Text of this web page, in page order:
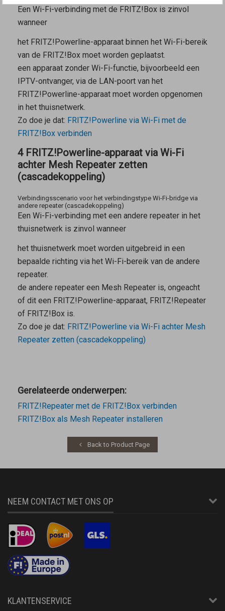
Een Wi-Fi-verbinding met de FRITZ!Box is zinvol
wanneer
het FRITZ!Powerline-apparaat binnen het Wi-Fi-bereik
van de FRITZ!Box moet worden geplaatst.
een apparaat zonder Wi-Fi-functie, bijvoorbeeld een
IPTV-ontvanger, via de LAN-poort van het
FRITZ!Powerline-apparaat moet worden opgenomen
in het thuisnetwerk.
Zo doe je dat: FRITZ!Powerline via Wi-Fi met de
FRITZ!Box verbinden
4 FRITZ!Powerline-apparaat via Wi-Fi
achter Mesh Repeater zetten
(cascadekoppeling)
Verbindingsscenario voor het verbindingstype Wi-Fi-bridge via
andere repeater (cascadekoppeling)
Een Wi-Fi-verbinding met een andere repeater in het
thuisnetwerk is zinvol wanneer
het thuisnetwerk moet worden uitgebreid in een
bepaalde richting via het Wi-Fi-bereik van de andere
repeater.
de andere repeater een Mesh Repeateris, ongeacht
of dit een FRITZ!Powerline-apparaat, FRITZ!Repeater
of FRITZ!Box is.
Zo doe je dat: FRITZ!Powerline via Wi-Fi achter Mesh
Repeater zetten (cascadekoppeling)
Gerelateerde onderwerpen:
FRITZ!Repeater met de FRITZ!Box verbinden
FRITZ!Box als Mesh Repeater installeren
Back to Product Page
NEEM CONTACT MET ONS OP
KLANTENSERVICE